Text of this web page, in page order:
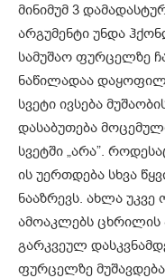
მინიმუმ 3
არგუმენტი უნდა
სამუშაო ფურცელზე
ნაწილადაა
სვეტი ივსება
დასაბუთება
სვეტში „არა”.
ის უერთდება სხვა
ნააზრევს. ახლა უკვე
ამოაკლებს ცხრილის
გარკვეულ
ფურცელზე